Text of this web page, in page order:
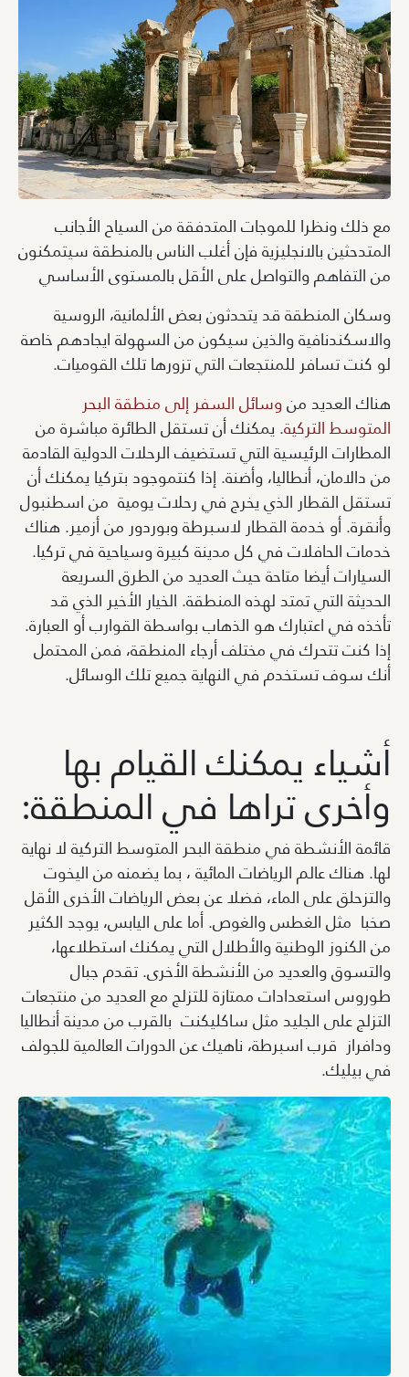
مع ذلك ونظرا للموجات المتدفقة من السياح الأجانب
المتدحثين بالانجليزية فإن أغلب الناس بالمنطقة سيتمكنون
من التفاهم والتواصل على الأقل بالمستوى الأساسي
وسكان المنطقة قد يتحدثون بعض الألمانية، الروسية
والاسكندنافية والذين سيكون من السهولة ايجادهم خاصة
لو كنت تسافر للمنتجعات التي تزورها تلك القوميات.
هناك العديد منوسائل السفر إلى منطقة البحر
المتوسط التركية. يمكنك أن تستقل الطائرة مباشرة من
المطارات الرئيسية التي تستضيف الرحلات الدولية القادمة
من دالامان، أنطاليا، وأضنة. إذا كنتموجود بتركيا يمكنك أن
تستقل القطار الذي يخرج في رحلات يومية من اسطنبول
وأنقرة. أو خدمة القطار لاسبرطة وبوردور من أزمير. هناك
خدمات الحافلات في كل مدينة كبيرة وسياحية في تركيا.
السيارات أيضا متاحة حيث العديد من الطرق السريعة
الحديثة التي تمتد لهذه المنطقة. الخيار الأخير الذي قد
تأخذه في اعتبارك هو الذهاب بواسطة القوارب أو العبارة.
إذا كنت تتحرك في مختلف أرجاء المنطقة، فمن المحتمل
أنك سوف تستخدم في النهاية جميع تلك الوسائل.
أشياء يمكنك القيام بها
وأخرى تراها في المنطقة:
قائمة الأنشطة في منطقة البحر المتوسط التركية لا نهاية
لها. هناك عالم الرياضات المائية ، بما يضمنه من اليخوت
والتزحلق على الماء، فضلا عن بعض الرياضات الأخرى الأقل
صخبا مثل الغطس والغوص. أما على اليابس، يوجد الكثير
من الكنوز الوطنية والأطلال التي يمكنك استطلاعها،
والتسوق والعديد من الأنشطة الأخرى. تقدم جبال
طوروس استعدادات ممتازة للتزلج مع العديد من منتجعات
التزلج على الجليد مثل ساكليكنت بالقرب من مدينة أنطاليا
ودافراز قرب اسبرطة، ناهيك عن الدورات العالمية للجولف
في بيليك.